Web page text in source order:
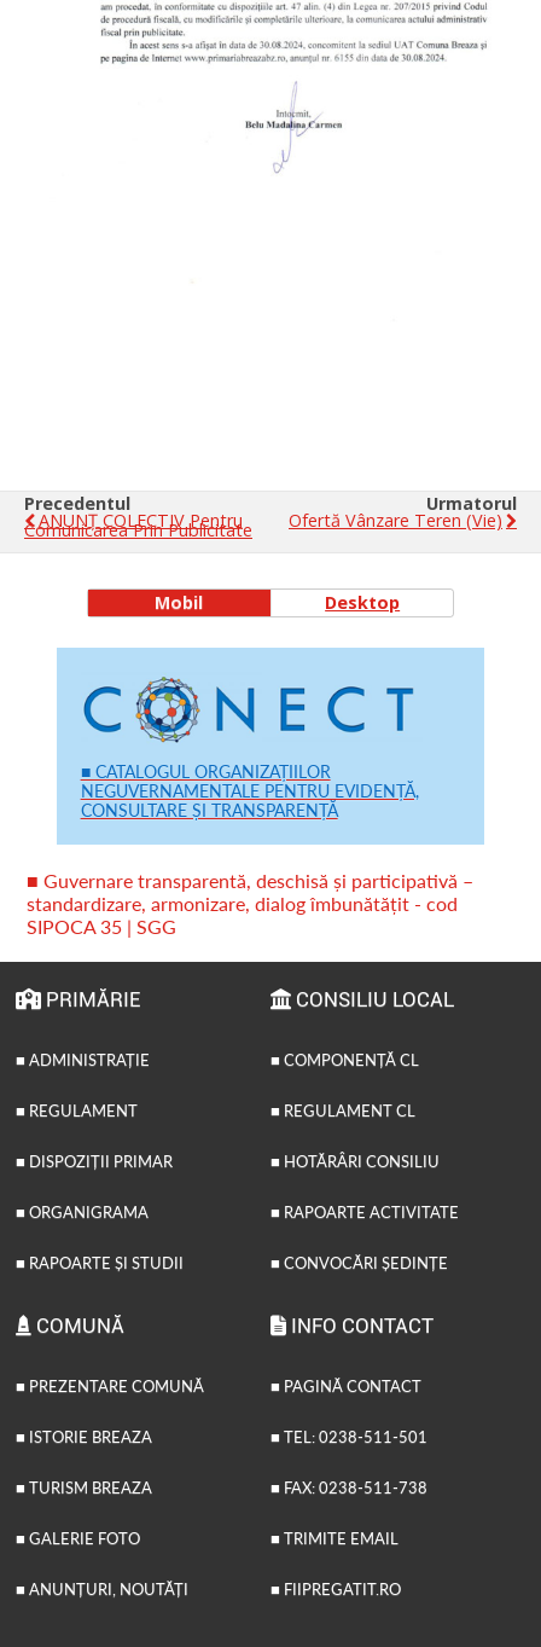
Precedentul
ANUNȚ COLECTIV Pentru
Comunicarea Prin Publicitate
Urmatorul
Ofertă Vânzare Teren (vie)
Mobil Desktop
■ CATALOGUL ORGANIZAȚIILOR
NEGUVERNAMENTALE PENTRU EVIDENȚĂ,
CONSULTARE ȘI TRANSPARENȚĂ
■ Guvernare transparentă, deschisă și participativă –
standardizare, armonizare, dialog îmbunătățit - cod
SIPOCA 35 | SGG
PRIMĂRIE
■ ADMINISTRAȚIE
■ REGULAMENT
■ DISPOZIȚII PRIMAR
■ ORGANIGRAMA
■ RAPOARTE ȘI STUDII
CONSILIU LOCAL
■ COMPONENȚĂ CL
■ REGULAMENT CL
■ HOTĂRÂRI CONSILIU
■ RAPOARTE ACTIVITATE
■ CONVOCĂRI ȘEDINȚE
COMUNĂ
■ PREZENTARE COMUNĂ
■ ISTORIE BREAZA
■ TURISM BREAZA
■ GALERIE FOTO
■ ANUNȚURI, NOUTĂȚI
INFO CONTACT
■ PAGINĂ CONTACT
■ TEL: 0238-511-501
■ FAX: 0238-511-738
■ TRIMITE EMAIL
■ FIIPREGATIT.RO